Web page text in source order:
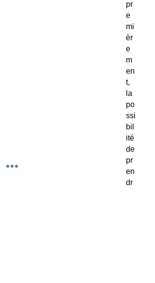
pr
e
mi
èr
e
m
en
t,
la
po
ssi
bil
ité
de
pr
en
dr